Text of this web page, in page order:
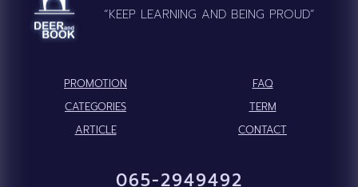
“KEEP LEARNING AND BEING PROUD”
PROMOTION
FAQ
CATEGORIES
TERM
ARTICLE
CONTACT
065-2949492